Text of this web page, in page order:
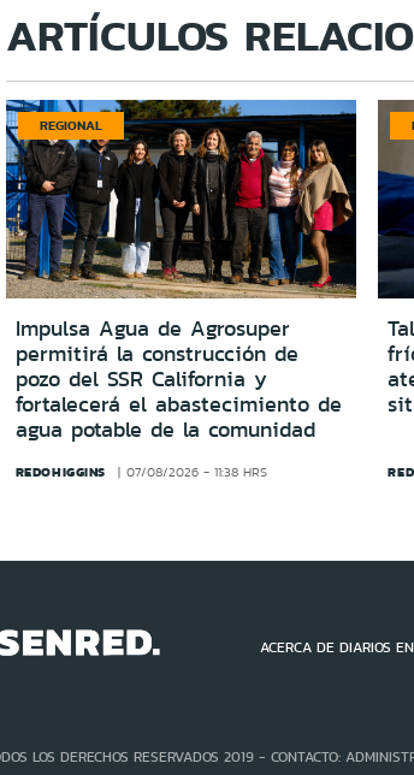
ARTÍCULOS
REGIONAL
Impulsa Agua de Agrosuper
permitirá la construcción de
pozo del SSR California y
fortalecerá el abastecimiento de
agua potable de la comunidad
REDOHIGGINS 07/08/2026 - 11:38 HRS
ACERCA DE DIARIOS
LOS DERECHOS RESERVADOS 2019 - CONTACTO: